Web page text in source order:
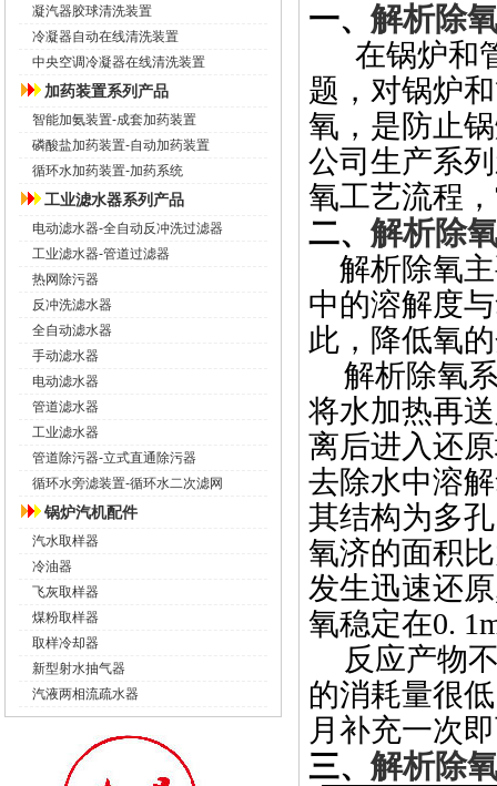
凝汽器胶球清洗装置
冷凝器自动在线清洗装置
中央空调冷凝器在线清洗装置
加药装置系列产品
智能加氨装置-成套加药装置
磷酸盐加药装置-自动加药装置
循环水加药装置-加药系统
工业滤水器系列产品
电动滤水器-全自动反冲洗过滤器
工业滤水器-管道过滤器
热网除污器
反冲洗滤水器
全自动滤水器
手动滤水器
电动滤水器
管道滤水器
工业滤水器
管道除污器-立式直通除污器
循环水旁滤装置-循环水二次滤网
锅炉汽机配件
汽水取样器
冷油器
飞灰取样器
煤粉取样器
取样冷却器
新型射水抽气器
汽液两相流疏水器
一、 解析除
在锅炉和
题 ，对锅炉
氧，是防止
公司生产系
氧工艺流程
二、 解析除
解析除氧
中的溶解度
此，降低氧
解析除氧
将水加热再
离后进入还
去除水中溶
其结构为多孔
氧济的面积比
发生迅速还原
氧稳定在0. 1
反应产物
的消耗量很
月补充一次
三、 解析除